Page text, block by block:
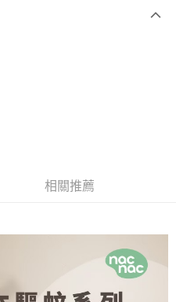
付款」的支付方式。 讓您購物簡單
相關推薦